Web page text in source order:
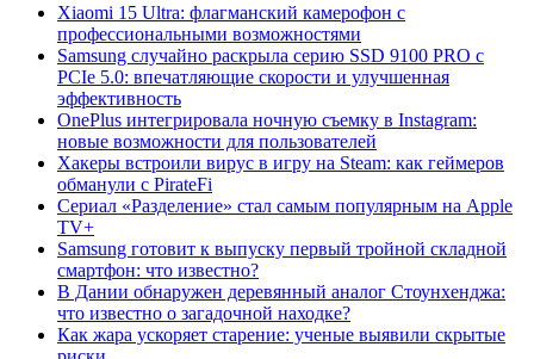
Xiaomi 15 Ultra: флагманский камерофон с
профессиональными возможностями
Samsung случайно раскрыла серию SSD 9100 PRO с
PCIe 5.0: впечатляющие скорости и улучшенная
эффективность
OnePlus интегрировала ночную съемку в Instagram:
новые возможности для пользователей
Хакеры встроили вирус в игру на Steam: как геймеров
обманули с PirateFi
Сериал «Разделение» стал самым популярным на Apple
TV+
Samsung готовит к выпуску первый тройной складной
смартфон: что известно?
В Дании обнаружен деревянный аналог Стоунхенджа:
что известно о загадочной находке?
Как жара ускоряет старение: ученые выявили скрытые